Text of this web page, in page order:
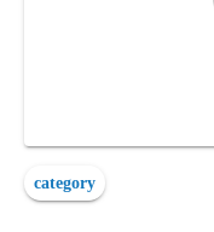
category